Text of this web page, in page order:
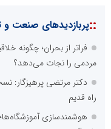
::پربازدیدهای صنعت و
فراتر از بحران؛ چگونه
مردمی را نجات می‌دهد؟
دکتر مرتضی پرهیزگار:
راه قدیم
هوشمندسازی